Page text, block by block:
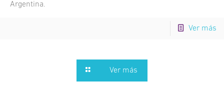
Argentina.
Ver más
Ver más